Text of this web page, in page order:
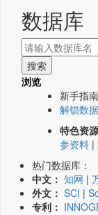
数据库
浏览
新手指南
解锁数
特色资
参资料 |
热门数据库：
中文： 知网 |
外文： SCI |
专利：